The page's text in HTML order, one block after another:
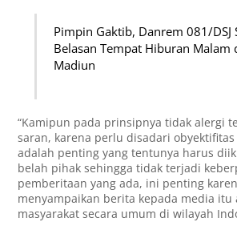
Pimpin Gaktib, Danrem 081/DSJ
Belasan Tempat Hiburan Malam
Madiun
“Kamipun pada prinsipnya tidak alergi
saran, karena perlu disadari
adalah penting yang tentunya harus
belah pihak sehingga tidak terjadi
pemberitaan yang ada, ini penting
menyampaikan berita kepada media itu
masyarakat secara umum di wilayah